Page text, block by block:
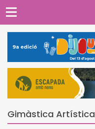
Gimàstica Artística